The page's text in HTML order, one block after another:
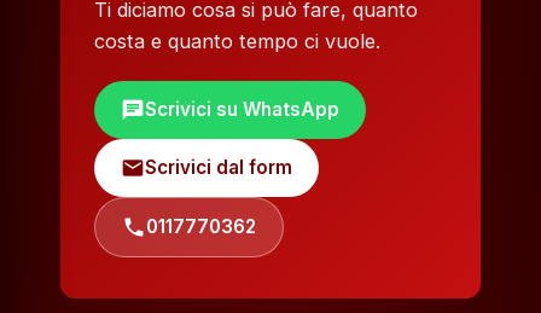
Ti diciamo cosa si può fare, quanto
costa e quanto tempo ci vuole.
chatScrivici su WhatsApp
mailScrivici dal form
phone0117770362